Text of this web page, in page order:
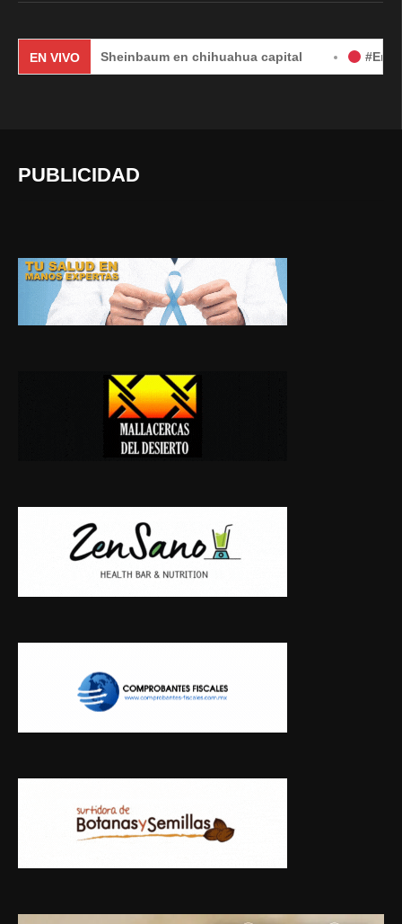
EN VIVO
Sheinbaum en chihuahua capital #EnVivo | DÍA 2:
PUBLICIDAD